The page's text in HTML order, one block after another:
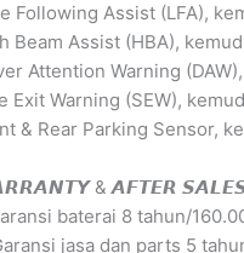
Following Assist (LFA),
Beam Assist (HBA),
Attention Warning
Exit Warning (SEW),
& Rear Parking Sensor,
& 𝘼𝙁𝙏𝙀𝙍
baterai 8 tahun/
jasa dan parts 5